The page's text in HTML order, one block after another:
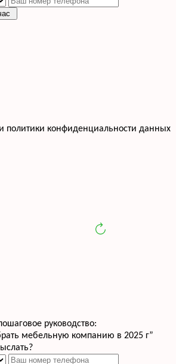
политики конфиденциальности данных
руководство:
мебельную компанию в 2025 г”